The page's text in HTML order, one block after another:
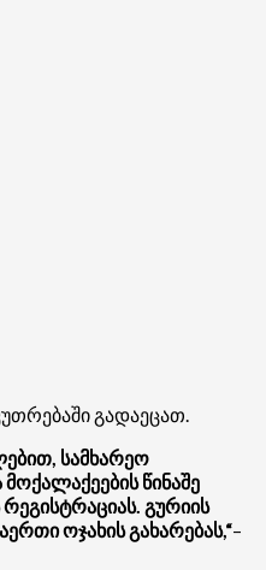
გადაეცათ.
სამხარეო
წინაშე
გურიის
ოჯახის გახარებას,“–